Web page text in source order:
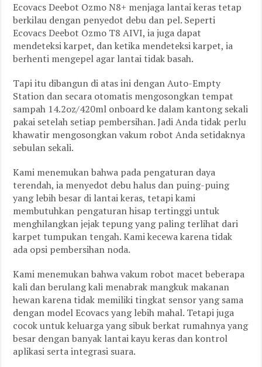
Ecovacs Deebot Ozmo N8+ menjaga lantai keras tetap
berkilau dengan penyedot debu dan pel. Seperti
Ecovacs Deebot Ozmo T8 AIVI, ia juga dapat
mendeteksi karpet, dan ketika mendeteksi karpet, ia
berhenti mengepel agar lantai tidak basah.
Tapi itu dibangun di atas ini dengan Auto-Empty
Station dan secara otomatis mengosongkan tempat
sampah 14.2oz/420ml onboard ke dalam kantong sekali
pakai setelah setiap pembersihan. Jadi Anda tidak perlu
khawatir mengosongkan vakum robot Anda setidaknya
sebulan sekali.
Kami menemukan bahwa pada pengaturan daya
terendah, ia menyedot debu halus dan puing-puing
yang lebih besar di lantai keras, tetapi kami
membutuhkan pengaturan hisap tertinggi untuk
menghilangkan jejak tepung yang paling terlihat dari
karpet tumpukan tengah. Kami kecewa karena tidak
ada opsi pembersihan noda.
Kami menemukan bahwa vakum robot macet beberapa
kali dan berulang kali menabrak mangkuk makanan
hewan karena tidak memiliki tingkat sensor yang sama
dengan model Ecovacs yang lebih mahal. Tetapi juga
cocok untuk keluarga yang sibuk berkat rumahnya yang
besar dengan banyak lantai kayu keras dan kontrol
aplikasi serta integrasi suara.